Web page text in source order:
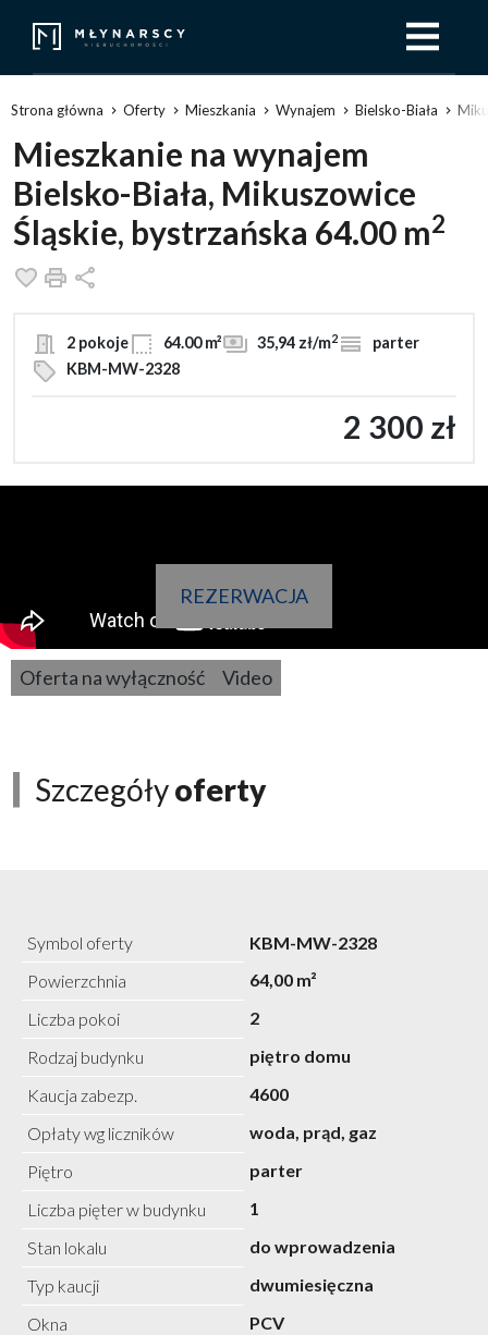
Strona główna Oferty Mieszkania Wynajem Bielsko-Biała
Mieszkanie na wynajem
Bielsko-Biała, Mikuszowice
Śląskie, bystrzańska 64.00 m2
Dodaj do ulubionych
Drukuj
2 pokoje 64.00 m² 35,94 zł/m2
parter
KBM-MW-2328
2 300 zł
Oferta na wyłączność Video
REZERWACJA
Szczegółyoferty
Symbol oferty
KBM-MW-2328
Powierzchnia
64,00 m²
Liczba pokoi
2
Rodzaj budynku
piętro domu
Kaucja zabezp.
4600
Opłaty wg liczników
woda, prąd, gaz
Piętro
parter
Liczba pięter w budynku
1
Stan lokalu
do wprowadzenia
Typ kaucji
dwumiesięczna
Okna
PCV